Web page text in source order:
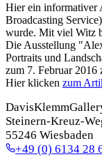
Hier ein informativer
Broadcasting
wurde. Mit viel Witz
Die Ausstellung
Portraits und
zum 7. Februar 2016
Hier klicken zum
Steinern-Kreuz-
55246 Wiesbaden
+49 (0) 6134 28